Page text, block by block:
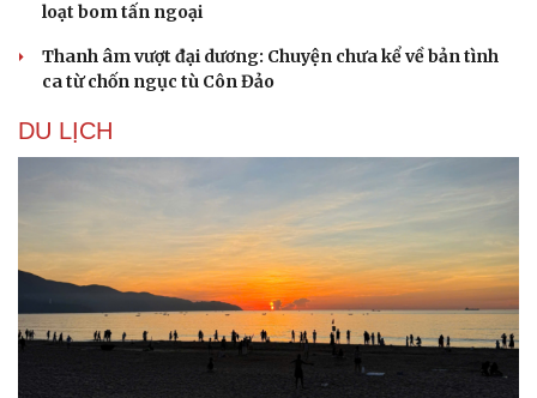
loạt bom tấn ngoại
Thanh âm vượt đại dương: Chuyện chưa kể về bản tình
ca từ chốn ngục tù Côn Đảo
DU LỊCH